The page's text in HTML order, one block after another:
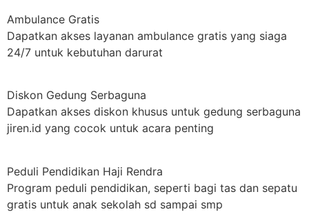
Ambulance Gratis
Dapatkan akses layanan ambulance gratis yang siaga
24/7 untuk kebutuhan darurat
Diskon Gedung Serbaguna
Dapatkan akses diskon khusus untuk gedung serbaguna
jiren.id yang cocok untuk acara penting
Peduli Pendidikan Haji Rendra
Program peduli pendidikan, seperti bagi tas dan sepatu
gratis untuk anak sekolah sd sampai smp